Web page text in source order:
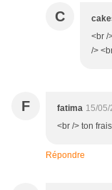
C
<br /
/>
F fatima 15/05/
<br /> ton
Répondre